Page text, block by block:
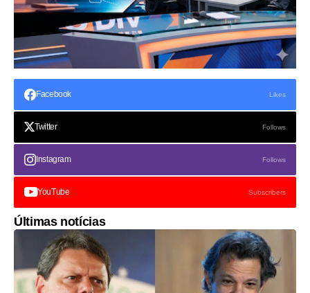
Facebook Likes
Twitter Follows
Instagram Follows
YouTube Subscribers
Últimas notícias